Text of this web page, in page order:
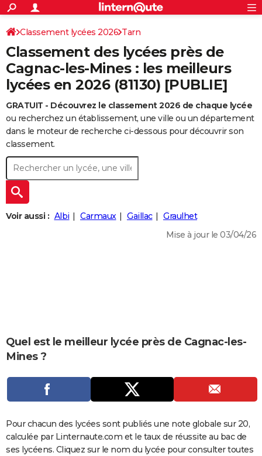
ACTUALITÉS
Politique
Société
Faits Divers
Education
Monde
Villes
+
SPORT
Coupe du monde 2026
Football
Tennis
Cyclisme
Rugby
Forum
Programme TV
TNT
Streaming
Cinéma
Sorties cinéma
Musique
+FINANCE
Retraite
Impôts
Epargne
Immobilier
Risques naturels par ville
Banque
Assurance
Crédit
AUTO
Essais
Réserver un essai
Citadines
Berlines
SUV
Forum auto
+
HIGH-TECH
BRICOLAGE
Forum
Aménagement intérieur
Extérieur
Cuisine
Salle de bains
Jardinage
Rangement
+WEEK-END
Guides de France
Escapades
Patrimoine
Expositions
Musées
Week-end nature
+
LIFESTYLE
CARTE DE VOEUX
Dictionnaire
Biographies
Expressions
Proverbes
PROGRAMME TV
COPAINS D'AVANT
S'inscrire
Se connecter
Lycées
Collèges
Primaires
Universités
Entreprises
Service militaire
Avis de recherche
AVIS DE DÉCÈS
S'inscrire
Connexion
Classement lycées 2026 Tarn
Classement des lycées près de
Cagnac-les-Mines : les meilleurs
lycées en 2026 (81130) [PUBLIE]
GRATUIT - Découvrez le classement 2026 de chaque lycée
ou recherchez un établissement, une ville ou un département
dans le moteur de recherche ci-dessous pour découvrir son
classement.
Voir aussi : Albi Carmaux Gaillac
Graulhet
Mise à jour le 03/04/26
Quel est le meilleur lycée près de Cagnac-les-
Mines ?
Pour chacun des lycées sont publiés une note globale sur 20,
calculée par Linternaute.com et le taux de réussite au bac de
ses lycéens. Cliquez sur le nom du lycée pour consulter toutes